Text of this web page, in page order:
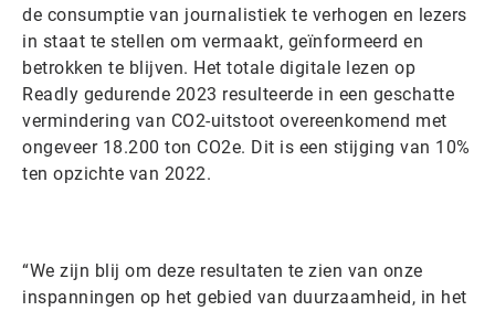
de consumptie van journalistiek te verhogen en lezers
in staat te stellen om vermaakt, geïnformeerd en
betrokken te blijven. Het totale digitale lezen op
Readly gedurende 2023 resulteerde in een geschatte
vermindering van CO2-uitstoot overeenkomend met
ongeveer 18.200 ton CO2e. Dit is een stijging van 10%
ten opzichte van 2022.
“We zijn blij om deze resultaten te zien van onze
inspanningen op het gebied van duurzaamheid, in het